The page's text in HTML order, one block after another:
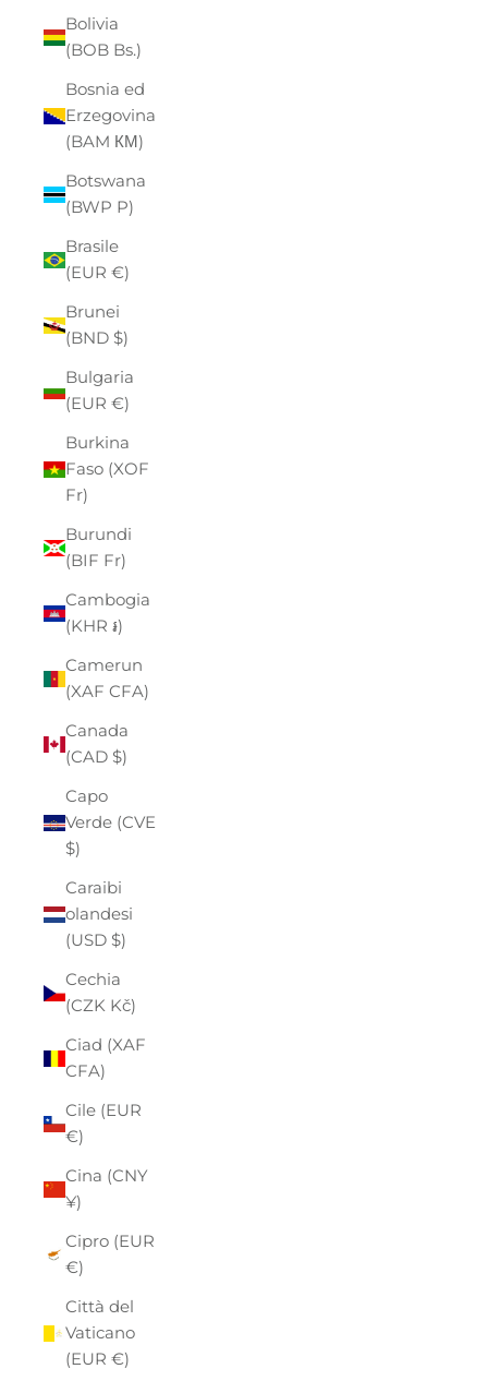
Bolivia
(BOB Bs.)
Bosnia ed
Erzegovina
(BAM КМ)
Botswana
(BWP P)
Brasile
(EUR €)
Brunei
(BND $)
Bulgaria
(EUR €)
Burkina
Faso (XOF
Fr)
Burundi
(BIF Fr)
Cambogia
(KHR ៛)
Camerun
(XAF CFA)
Canada
(CAD $)
Capo
Verde (CVE
$)
Caraibi
olandesi
(USD $)
Cechia
(CZK Kč)
Ciad (XAF
CFA)
Cile (EUR
€)
Cina (CNY
¥)
Cipro (EUR
€)
Città del
Vaticano
(EUR €)